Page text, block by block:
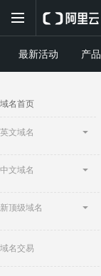
最新活动 产品
域名首页
英文域名
中文域名
新顶级域名
域名交易